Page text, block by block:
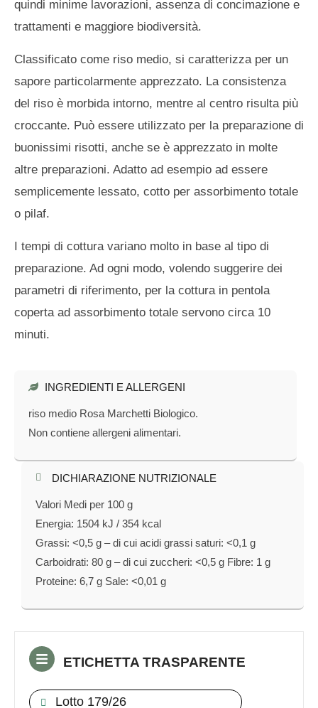
quindi minime lavorazioni, assenza di concimazione e
trattamenti e maggiore biodiversità.
Classificato come riso medio, si caratterizza per un
sapore particolarmente apprezzato. La consistenza
del riso è morbida intorno, mentre al centro risulta più
croccante. Può essere utilizzato per la preparazione di
buonissimi risotti, anche se è apprezzato in molte
altre preparazioni. Adatto ad esempio ad essere
semplicemente lessato, cotto per assorbimento totale
o pilaf.
I tempi di cottura variano molto in base al tipo di
preparazione. Ad ogni modo, volendo suggerire dei
parametri di riferimento, per la cottura in pentola
coperta ad assorbimento totale servono circa 10
minuti.
INGREDIENTI E ALLERGENI
riso medio Rosa Marchetti Biologico.
Non contiene allergeni alimentari.
DICHIARAZIONE NUTRIZIONALE​
Valori Medi per 100 g
Energia: 1504 kJ / 354 kcal
Grassi: <0,5 g – di cui acidi grassi saturi: <0,1 g
Carboidrati: 80 g – di cui zuccheri: <0,5 g Fibre: 1 g
Proteine: 6,7 g Sale: <0,01 g
ETICHETTA TRASPARENTE
Lotto 179/26